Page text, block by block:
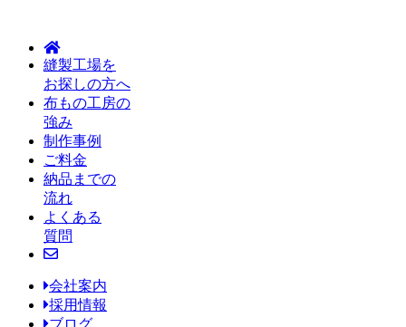
縫製工場を
お探しの方へ
布もの工房の
強み
制作事例
ご料金
納品までの
流れ
よくある
質問
会社案内
採用情報
ブログ